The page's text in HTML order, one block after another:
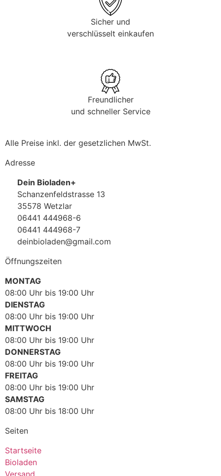
Sicher und
verschlüsselt einkaufen
Freundlicher
und schneller Service
Alle Preise inkl. der gesetzlichen MwSt.
Adresse
Dein Bioladen+
Schanzenfeldstrasse 13
35578 Wetzlar
06441 444968-6
06441 444968-7
deinbioladen@gmail.com
Öffnungszeiten
MONTAG
08:00 Uhr bis 19:00 Uhr
DIENSTAG
08:00 Uhr bis 19:00 Uhr
MITTWOCH
08:00 Uhr bis 19:00 Uhr
DONNERSTAG
08:00 Uhr bis 19:00 Uhr
FREITAG
08:00 Uhr bis 19:00 Uhr
SAMSTAG
08:00 Uhr bis 18:00 Uhr
Seiten
Startseite
Bioladen
Versand